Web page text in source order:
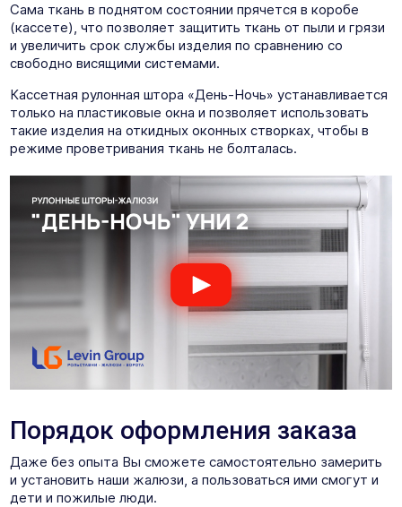
Сама ткань в поднятом состоянии прячется в коробе
(кассете), что позволяет защитить ткань от пыли и грязи
и увеличить срок службы изделия по сравнению со
свободно висящими системами.
Кассетная рулонная штора «День-Ночь» устанавливается
только на пластиковые окна и позволяет использовать
такие изделия на откидных оконных створках, чтобы в
режиме проветривания ткань не болталась.
Порядок оформления заказа
Даже без опыта Вы сможете самостоятельно замерить
и установить наши жалюзи, а пользоваться ими смогут и
дети и пожилые люди.